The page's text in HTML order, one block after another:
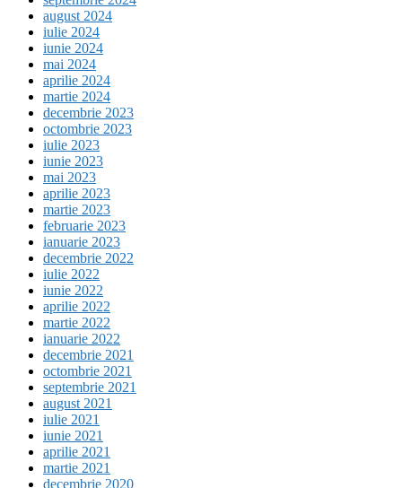
august 2024
iulie 2024
iunie 2024
mai 2024
aprilie 2024
martie 2024
decembrie 2023
octombrie 2023
iulie 2023
iunie 2023
mai 2023
aprilie 2023
martie 2023
februarie 2023
ianuarie 2023
decembrie 2022
iulie 2022
iunie 2022
aprilie 2022
martie 2022
ianuarie 2022
decembrie 2021
octombrie 2021
septembrie 2021
august 2021
iulie 2021
iunie 2021
aprilie 2021
martie 2021
decembrie 2020